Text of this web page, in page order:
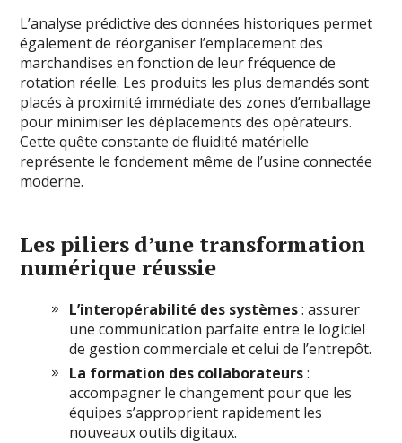
L’analyse prédictive des données historiques permet
également de réorganiser l’emplacement des
marchandises en fonction de leur fréquence de
rotation réelle. Les produits les plus demandés sont
placés à proximité immédiate des zones d’emballage
pour minimiser les déplacements des opérateurs.
Cette quête constante de fluidité matérielle
représente le fondement même de l’usine connectée
moderne.
Les piliers d’une transformation
numérique réussie
L’interopérabilité des systèmes: assurer
une communication parfaite entre le logiciel
de gestion commerciale et celui de l’entrepôt.
La formation des collaborateurs:
accompagner le changement pour que les
équipes s’approprient rapidement les
nouveaux outils digitaux.